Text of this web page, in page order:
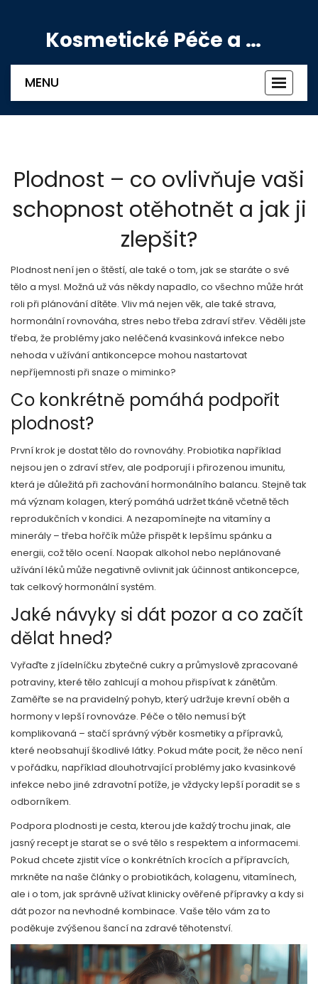
Kosmetické Péče a Výživové Doplňky
MENU
Plodnost – co ovlivňuje vaši
schopnost otěhotnět a jak ji
zlepšit?
Plodnost není jen o štěstí, ale také o tom, jak se staráte o své
tělo a mysl. Možná už vás někdy napadlo, co všechno může hrát
roli při plánování dítěte. Vliv má nejen věk, ale také strava,
hormonální rovnováha, stres nebo třeba zdraví střev. Věděli jste
třeba, že problémy jako neléčená kvasinková infekce nebo
nehoda v užívání antikoncepce mohou nastartovat
nepříjemnosti při snaze o miminko?
Co konkrétně pomáhá podpořit
plodnost?
První krok je dostat tělo do rovnováhy. Probiotika například
nejsou jen o zdraví střev, ale podporují i přirozenou imunitu,
která je důležitá při zachování hormonálního balancu. Stejně tak
má význam kolagen, který pomáhá udržet tkáně včetně těch
reprodukčních v kondici. A nezapomínejte na vitamíny a
minerály – třeba hořčík může přispět k lepšímu spánku a
energii, což tělo ocení. Naopak alkohol nebo neplánované
užívání léků může negativně ovlivnit jak účinnost antikoncepce,
tak celkový hormonální systém.
Jaké návyky si dát pozor a co začít
dělat hned?
Vyřaďte z jídelníčku zbytečné cukry a průmyslově zpracované
potraviny, které tělo zahlcují a mohou přispívat k zánětům.
Zaměřte se na pravidelný pohyb, který udržuje krevní oběh a
hormony v lepší rovnováze. Péče o tělo nemusí být
komplikovaná – stačí správný výběr kosmetiky a přípravků,
které neobsahují škodlivé látky. Pokud máte pocit, že něco není
v pořádku, například dlouhotrvající problémy jako kvasinkové
infekce nebo jiné zdravotní potíže, je vždycky lepší poradit se s
odborníkem.
Podpora plodnosti je cesta, kterou jde každý trochu jinak, ale
jasný recept je starat se o své tělo s respektem a informacemi.
Pokud chcete zjistit více o konkrétních krocích a přípravcích,
mrkněte na naše články o probiotikách, kolagenu, vitamínech,
ale i o tom, jak správně užívat klinicky ověřené přípravky a kdy si
dát pozor na nevhodné kombinace. Vaše tělo vám za to
poděkuje zvýšenou šancí na zdravé těhotenství.